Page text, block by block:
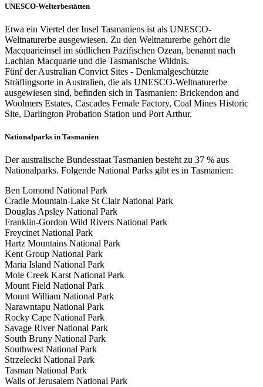
UNESCO-Welterbestätten
Etwa ein Viertel der Insel Tasmaniens ist als UNESCO-
Weltnaturerbe ausgewiesen. Zu den Weltnaturerbe gehört die
Macquarieinsel im südlichen Pazifischen Ozean, benannt nach
Lachlan Macquarie und die Tasmanische Wildnis.
Fünf der Australian Convict Sites - Denkmalgeschützte
Sträflingsorte in Australien, die als UNESCO-Weltnaturerbe
ausgewiesen sind, befinden sich in Tasmanien: Brickendon and
Woolmers Estates, Cascades Female Factory, Coal Mines Historic
Site, Darlington Probation Station und Port Arthur.
Nationalparks in Tasmanien
Der australische Bundesstaat Tasmanien besteht zu 37 % aus
Nationalparks. Folgende National Parks gibt es in Tasmanien:
Ben Lomond National Park
Cradle Mountain-Lake St Clair National Park
Douglas Apsley National Park
Franklin-Gordon Wild Rivers National Park
Freycinet National Park
Hartz Mountains National Park
Kent Group National Park
Maria Island National Park
Mole Creek Karst National Park
Mount Field National Park
Mount William National Park
Narawntapu National Park
Rocky Cape National Park
Savage River National Park
South Bruny National Park
Southwest National Park
Strzelecki National Park
Tasman National Park
Walls of Jerusalem National Park